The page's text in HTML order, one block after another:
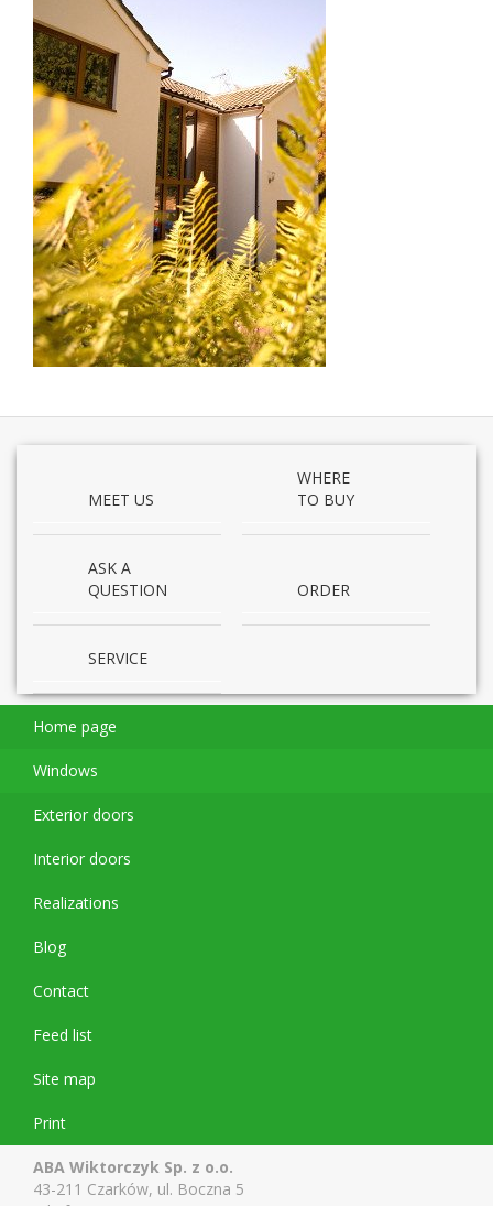
MEET US
WHERE
TO BUY
ASK A
QUESTION
ORDER
SERVICE
Home page
Windows
Exterior doors
Interior doors
Realizations
Blog
Contact
Feed list
Site map
Print
ABA Wiktorczyk Sp. z o.o.
43-211 Czarków, ul. Boczna 5